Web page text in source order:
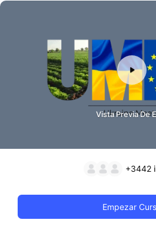
Vista Previa De
+3442
Empezar